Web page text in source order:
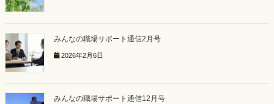
みんなの職場サポート通信2月号
2026年2月6日
みんなの職場サポート通信12月号